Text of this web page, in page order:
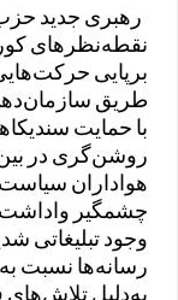
رهبری جدید
نقطه‌نظرهای
برپایی
طریق
با حمایت
روشن‌گری در
هواداران
وجود تبلیغاتی
رسانه‌ها نسبت
به‌دلیل